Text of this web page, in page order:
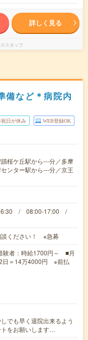
詳しく見る
スタッフ
備など＊病院内
祝日が休み WEB登録OK
桜ケ丘駅から---分／多摩
ンター駅から---分／京王
16:30 / 08:00-17:00 /
談ください！ ※急募
験者：時給1700円～ ■月
日＝14万4000円 ※前払
でも早く退院出来るよう
トをお願いします…